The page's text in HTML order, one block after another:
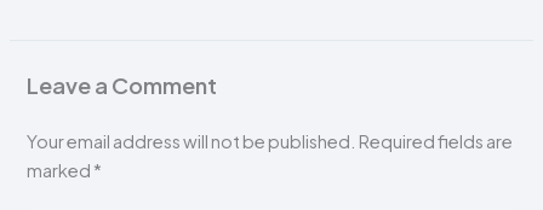
Leave a Comment
Your email address will not be published. Required fields are
marked *